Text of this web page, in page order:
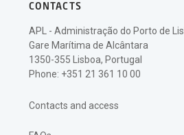
CONTACTS
APL - Administração do Porto de
Gare Marítima de Alcântara
1350-355 Lisboa, Portugal
Phone: +351 21 361 10 00
Contacts and access